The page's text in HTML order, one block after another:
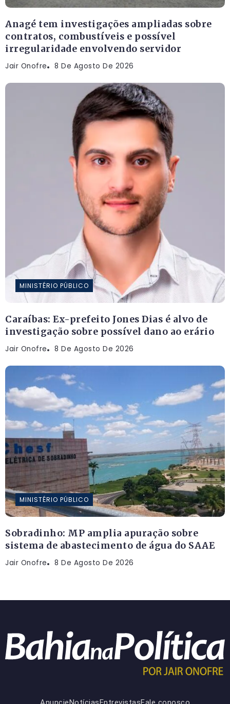
Anagé tem investigações ampliadas sobre
contratos, combustíveis e possível
irregularidade envolvendo servidor
Jair Onofre 8 De Agosto De 2026
MINISTÉRIO PÚBLICO
Caraíbas: Ex-prefeito Jones Dias é alvo de
investigação sobre possível dano ao erário
Jair Onofre 8 De Agosto De 2026
MINISTÉRIO PÚBLICO
Sobradinho: MP amplia apuração sobre
sistema de abastecimento de água do SAAE
Jair Onofre 8 De Agosto De 2026